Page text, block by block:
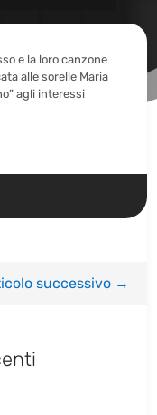
e la loro canzone
alle sorelle Maria
agli interessi
successivo→